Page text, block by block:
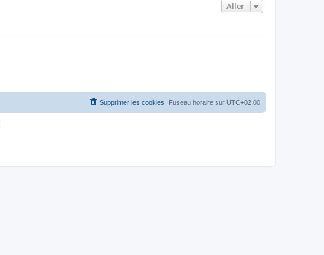
Aller
Fuseau horaire sur UTC+02:00
Supprimer les cookies